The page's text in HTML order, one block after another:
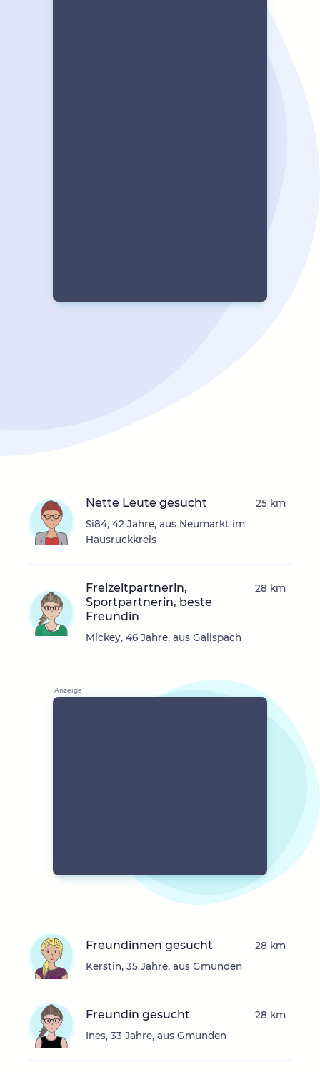
Nette Leute gesucht
Si84, 42 Jahre, aus Neumarkt im
Hausruckkreis
25 km
Freizeitpartnerin,
Sportpartnerin, beste
Freundin
Mickey, 46 Jahre, aus Gallspach
28 km
Freundinnen gesucht
Kerstin, 35 Jahre, aus Gmunden
28 km
Freundin gesucht
Ines, 33 Jahre, aus Gmunden
28 km